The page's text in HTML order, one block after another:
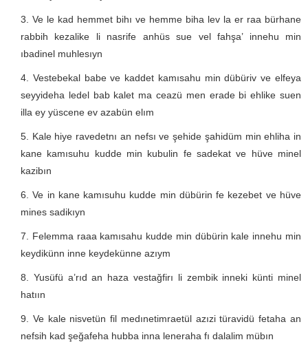
Ve le kad hemmet bihı ve hemme biha lev la er raa bürhane
rabbih kezalike li nasrife anhüs sue vel fahşa’ innehu min
ıbadinel muhlesıyn
Vestebekal babe ve kaddet kamısahu min dübüriv ve elfeya
seyyideha ledel bab kalet ma ceazü men erade bi ehlike suen
illa ey yüscene ev azabün elım
Kale hiye ravedetnı an nefsı ve şehide şahidüm min ehliha in
kane kamısuhu kudde min kubulin fe sadekat ve hüve minel
kazibın
Ve in kane kamısuhu kudde min dübürin fe kezebet ve hüve
mines sadikıyn
Felemma raaa kamısahu kudde min dübürin kale innehu min
keydikünn inne keydekünne azıym
Yusüfü a’rıd an haza vestağfirı li zembik inneki künti minel
hatıın
Ve kale nisvetün fil medınetimraetül azızi türavidü fetaha an
nefsih kad şeğafeha hubba inna leneraha fı dalalim mübın